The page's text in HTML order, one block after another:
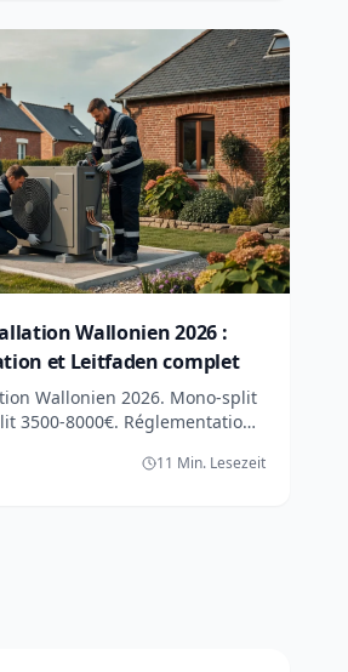
Wallonien 2026 :
et Leitfaden complet
Wallonien 2026. Mono-split
3500-8000€. Réglementation
11 Min. Lesezeit